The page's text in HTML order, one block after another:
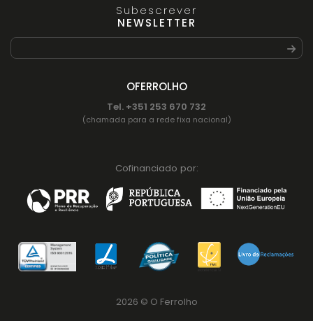
Subescrever
NEWSLETTER
OFERROLHO
Tel. +351 253 670 732
(chamada para a rede fixa nacional)
Cofinanciado por:
2026 © O Ferrolho